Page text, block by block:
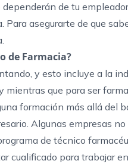
de tu
asegurarte de que
de Farmacia?
y esto incluye a la
que para ser
formación más allá del
Algunas empresas
de técnico
cualificado para trabajar